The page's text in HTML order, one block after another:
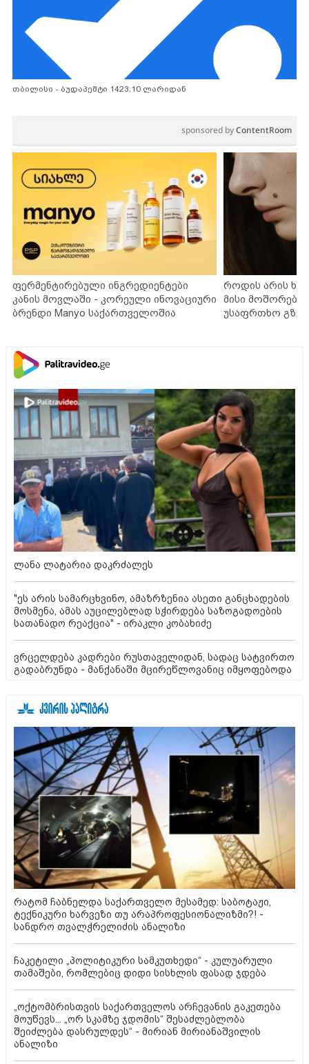
თბილისი - ბუდაპეშტი 1423.10 ლარიდან
sponsored byContentRoom
ფერმენტირებული ინგრედიენტები
კანის მოვლაში - კორეული ინოვაციური
ბრენდი Manyo საქართველოშია
როდის არის
მისი
უსაფრთხო
ლანა ლატარია დაკრძალეს
"ეს არის სამარცხვინო, ამაზრზენია ასეთი განცხადების
მოსმენა, ამას აუცილებლად სჭირდება საზოგადოების
სათანადო რეაქცია" - ირაკლი კობახიძე
ვრცელდება კადრები რუსთაველიდან, სადაც სატვირთო
გადაბრუნდა - მანქანაში მცირეწლოვანიც იმყოფებოდა
რატომ ჩაბნელდა საქართველო მესამედ: საბოტაჟი,
ტექნიკური ხარვეზი თუ არაპროფესიონალიზმი?! -
სანდრო თვალჭრელიძის ანალიზი
ჩაკეტილი „პოლიტიკური სამკუთხედი“ - კულუარული
თამაშები, რომლებიც დიდი სისხლის ფასად ჯდება
„ოქტომბრისთვის საქართველოს არჩევანის გაკეთება
მოუწევს... „ორ სკამზე ჯდომის“ შესაძლებლობა
შეიძლება დასრულდეს“ - მირიან მირიანაშვილის
ანალიზი